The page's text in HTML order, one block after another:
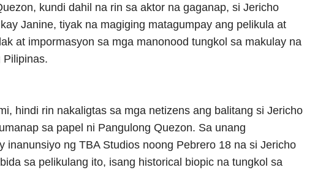
kundi dahil na rin sa aktor na gaganap, si Jericho
Janine, tiyak na magiging matagumpay ang pelikula at
at impormasyon sa mga manonood tungkol sa makulay na
Pilipinas.
hindi rin nakaligtas sa mga netizens ang balitang si Jericho
sa papel ni Pangulong Quezon. Sa unang
inanunsiyo ng TBA Studios noong Pebrero 18 na si Jericho
sa pelikulang ito, isang historical biopic na tungkol sa